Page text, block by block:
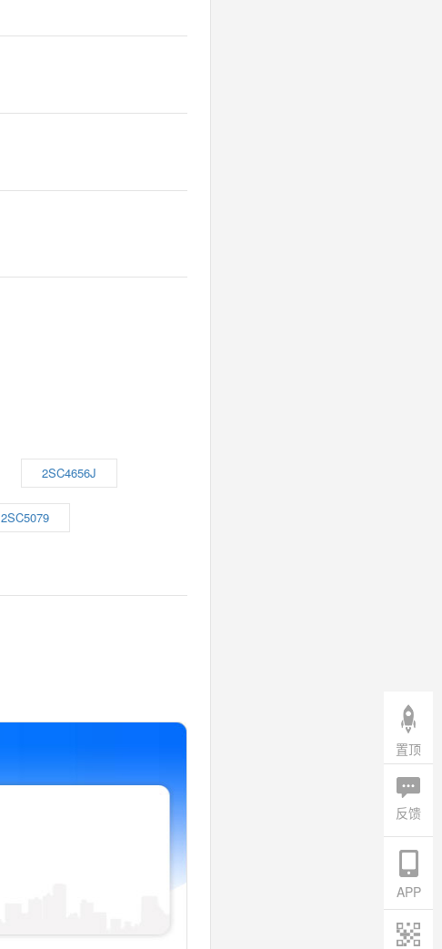
2SC4656J
2SC5079
置顶
反馈
APP